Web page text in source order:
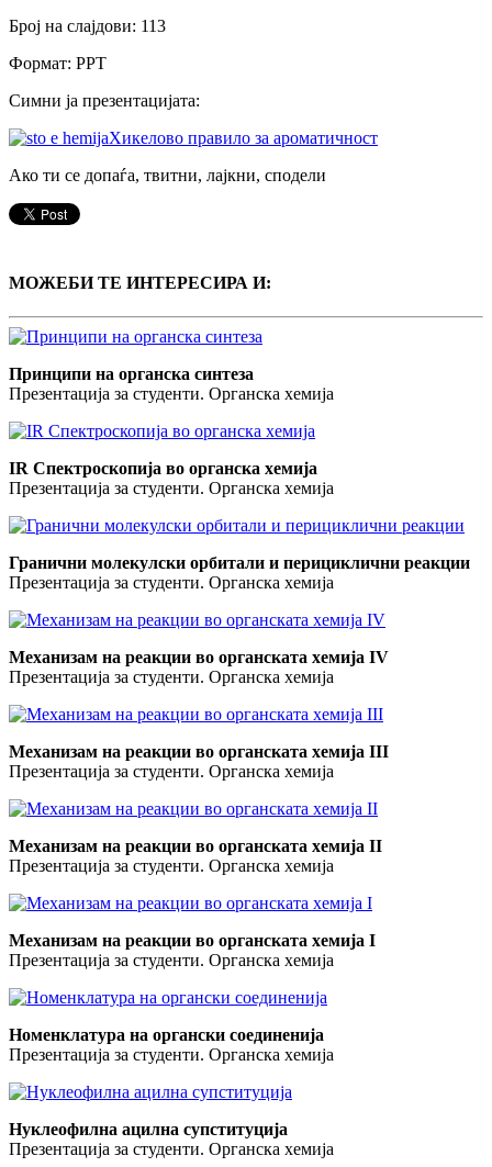
Број на слајдови: 113
Формат: PPT
Симни ја презентацијата:
Хикелово правило за ароматичност
Ако ти се допаѓа, твитни, лајкни, сподели
МОЖЕБИ ТЕ ИНТЕРЕСИРА И:
Принципи на органска синтеза
Презентација за студенти. Органска хемија
IR Спектроскопија во органска хемија
Презентација за студенти. Органска хемија
Гранични молекулски орбитали и перициклични реакции
Презентација за студенти. Органска хемија
Механизам на реакции во органската хемија IV
Презентација за студенти. Органска хемија
Механизам на реакции во органската хемија III
Презентација за студенти. Органска хемија
Механизам на реакции во органската хемија II
Презентација за студенти. Органска хемија
Механизам на реакции во органската хемија I
Презентација за студенти. Органска хемија
Номенклатура на органски соединенија
Презентација за студенти. Органска хемија
Нуклеофилна ацилна супституција
Презентација за студенти. Органска хемија